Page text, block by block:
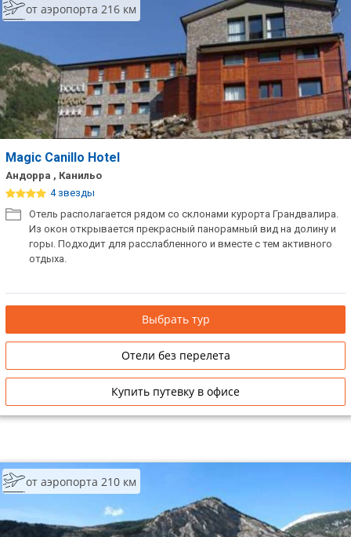
от аэропорта 216 км
Magic Canillo Hotel
Андорра , Канильо
4 звезды
Отель располагается рядом со склонами курорта Грандвалира.
Из окон открывается прекрасный панорамный вид на долину и
горы. Подходит для расслабленного и вместе с тем активного
отдыха.
Выбрать тур
Отели без перелета
Купить путевку в офисе
от аэропорта 210 км